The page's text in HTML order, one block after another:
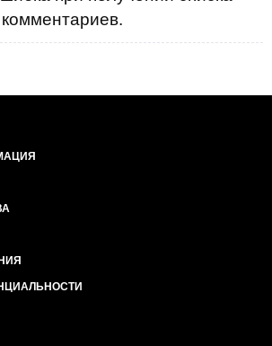
комментариев.